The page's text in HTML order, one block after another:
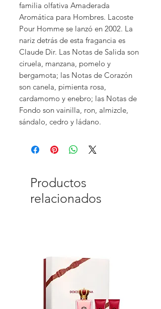
familia olfativa Amaderada
Aromática para Hombres. Lacoste
Pour Homme se lanzó en 2002. La
nariz detrás de esta fragancia es
Claude Dir. Las Notas de Salida son
ciruela, manzana, pomelo y
bergamota; las Notas de Corazón
son canela, pimienta rosa,
cardamomo y enebro; las Notas de
Fondo son vainilla, ron, almizcle,
sándalo, cedro y ládano.
Productos
relacionados